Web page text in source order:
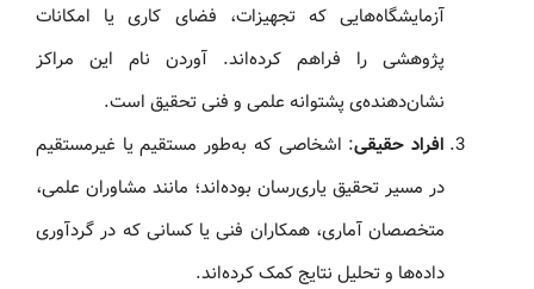
آزمایشگاه‌هایی که تجهیزات، فضای کاری یا امکانات
پژوهشی را فراهم کرده‌اند. آوردن نام این مراکز
نشان‌دهنده‌ی پشتوانه علمی و فنی تحقیق است.
افراد حقیقی: اشخاصی که به‌طور مستقیم یا غیرمستقیم
در مسیر تحقیق یاری‌رسان بوده‌اند؛ مانند مشاوران علمی،
متخصصان آماری، همکاران فنی یا کسانی که در گردآوری
داده‌ها و تحلیل نتایج کمک کرده‌اند.